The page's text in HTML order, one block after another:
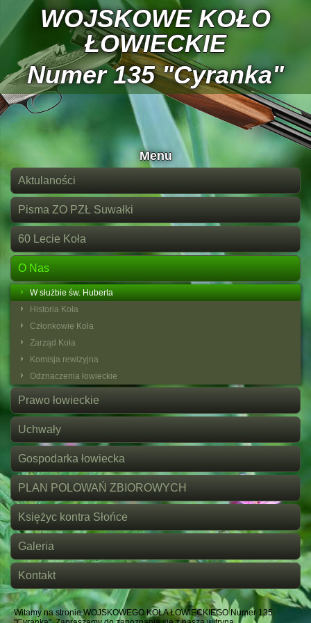
WOJSKOWE KOŁO
ŁOWIECKIE
Numer 135 "Cyranka"
Menu
Aktulaności
Pisma ZO PZŁ Suwałki
60 Lecie Koła
O Nas
W służbie św. Huberta
Historia Koła
Członkowie Koła
Zarząd Koła
Komisja rewizyjna
Odznaczenia łowieckie
Prawo łowieckie
Uchwały
Gospodarka łowiecka
PLAN POLOWAŃ ZBIOROWYCH
Księżyc kontra Słońce
Galeria
Kontakt
Witamy na stronie WOJSKOWEGO KOŁA ŁOWIECKIEGO Numer 135